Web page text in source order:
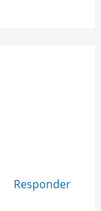
Responder